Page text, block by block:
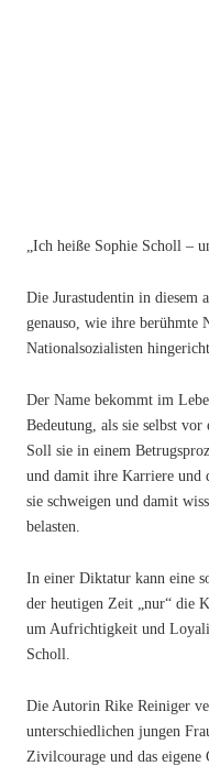
„Ich heiße Sophie Scholl –
Die Jurastudentin in diesem
genauso, wie ihre berühmte
Nationalsozialisten
Der Name bekommt im
Bedeutung, als sie selbst
Soll sie in einem
und damit ihre Karriere und
sie schweigen und damit
belasten.
In einer Diktatur kann eine
der heutigen Zeit „nur“ die
um Aufrichtigkeit und
Scholl.
Die Autorin Rike Reiniger
unterschiedlichen jungen
Zivilcourage und das eigene